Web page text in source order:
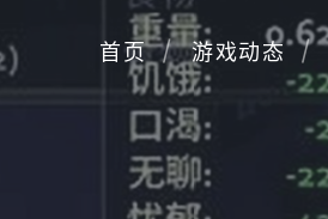
首页 游戏动态